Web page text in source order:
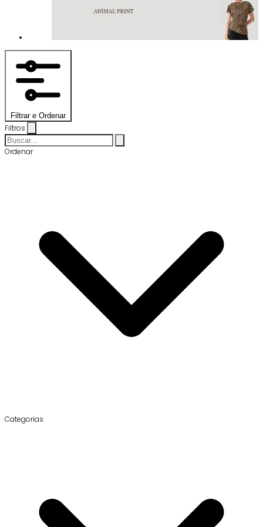
Filtrar e Ordenar
Filtros
Ordenar
Categorias